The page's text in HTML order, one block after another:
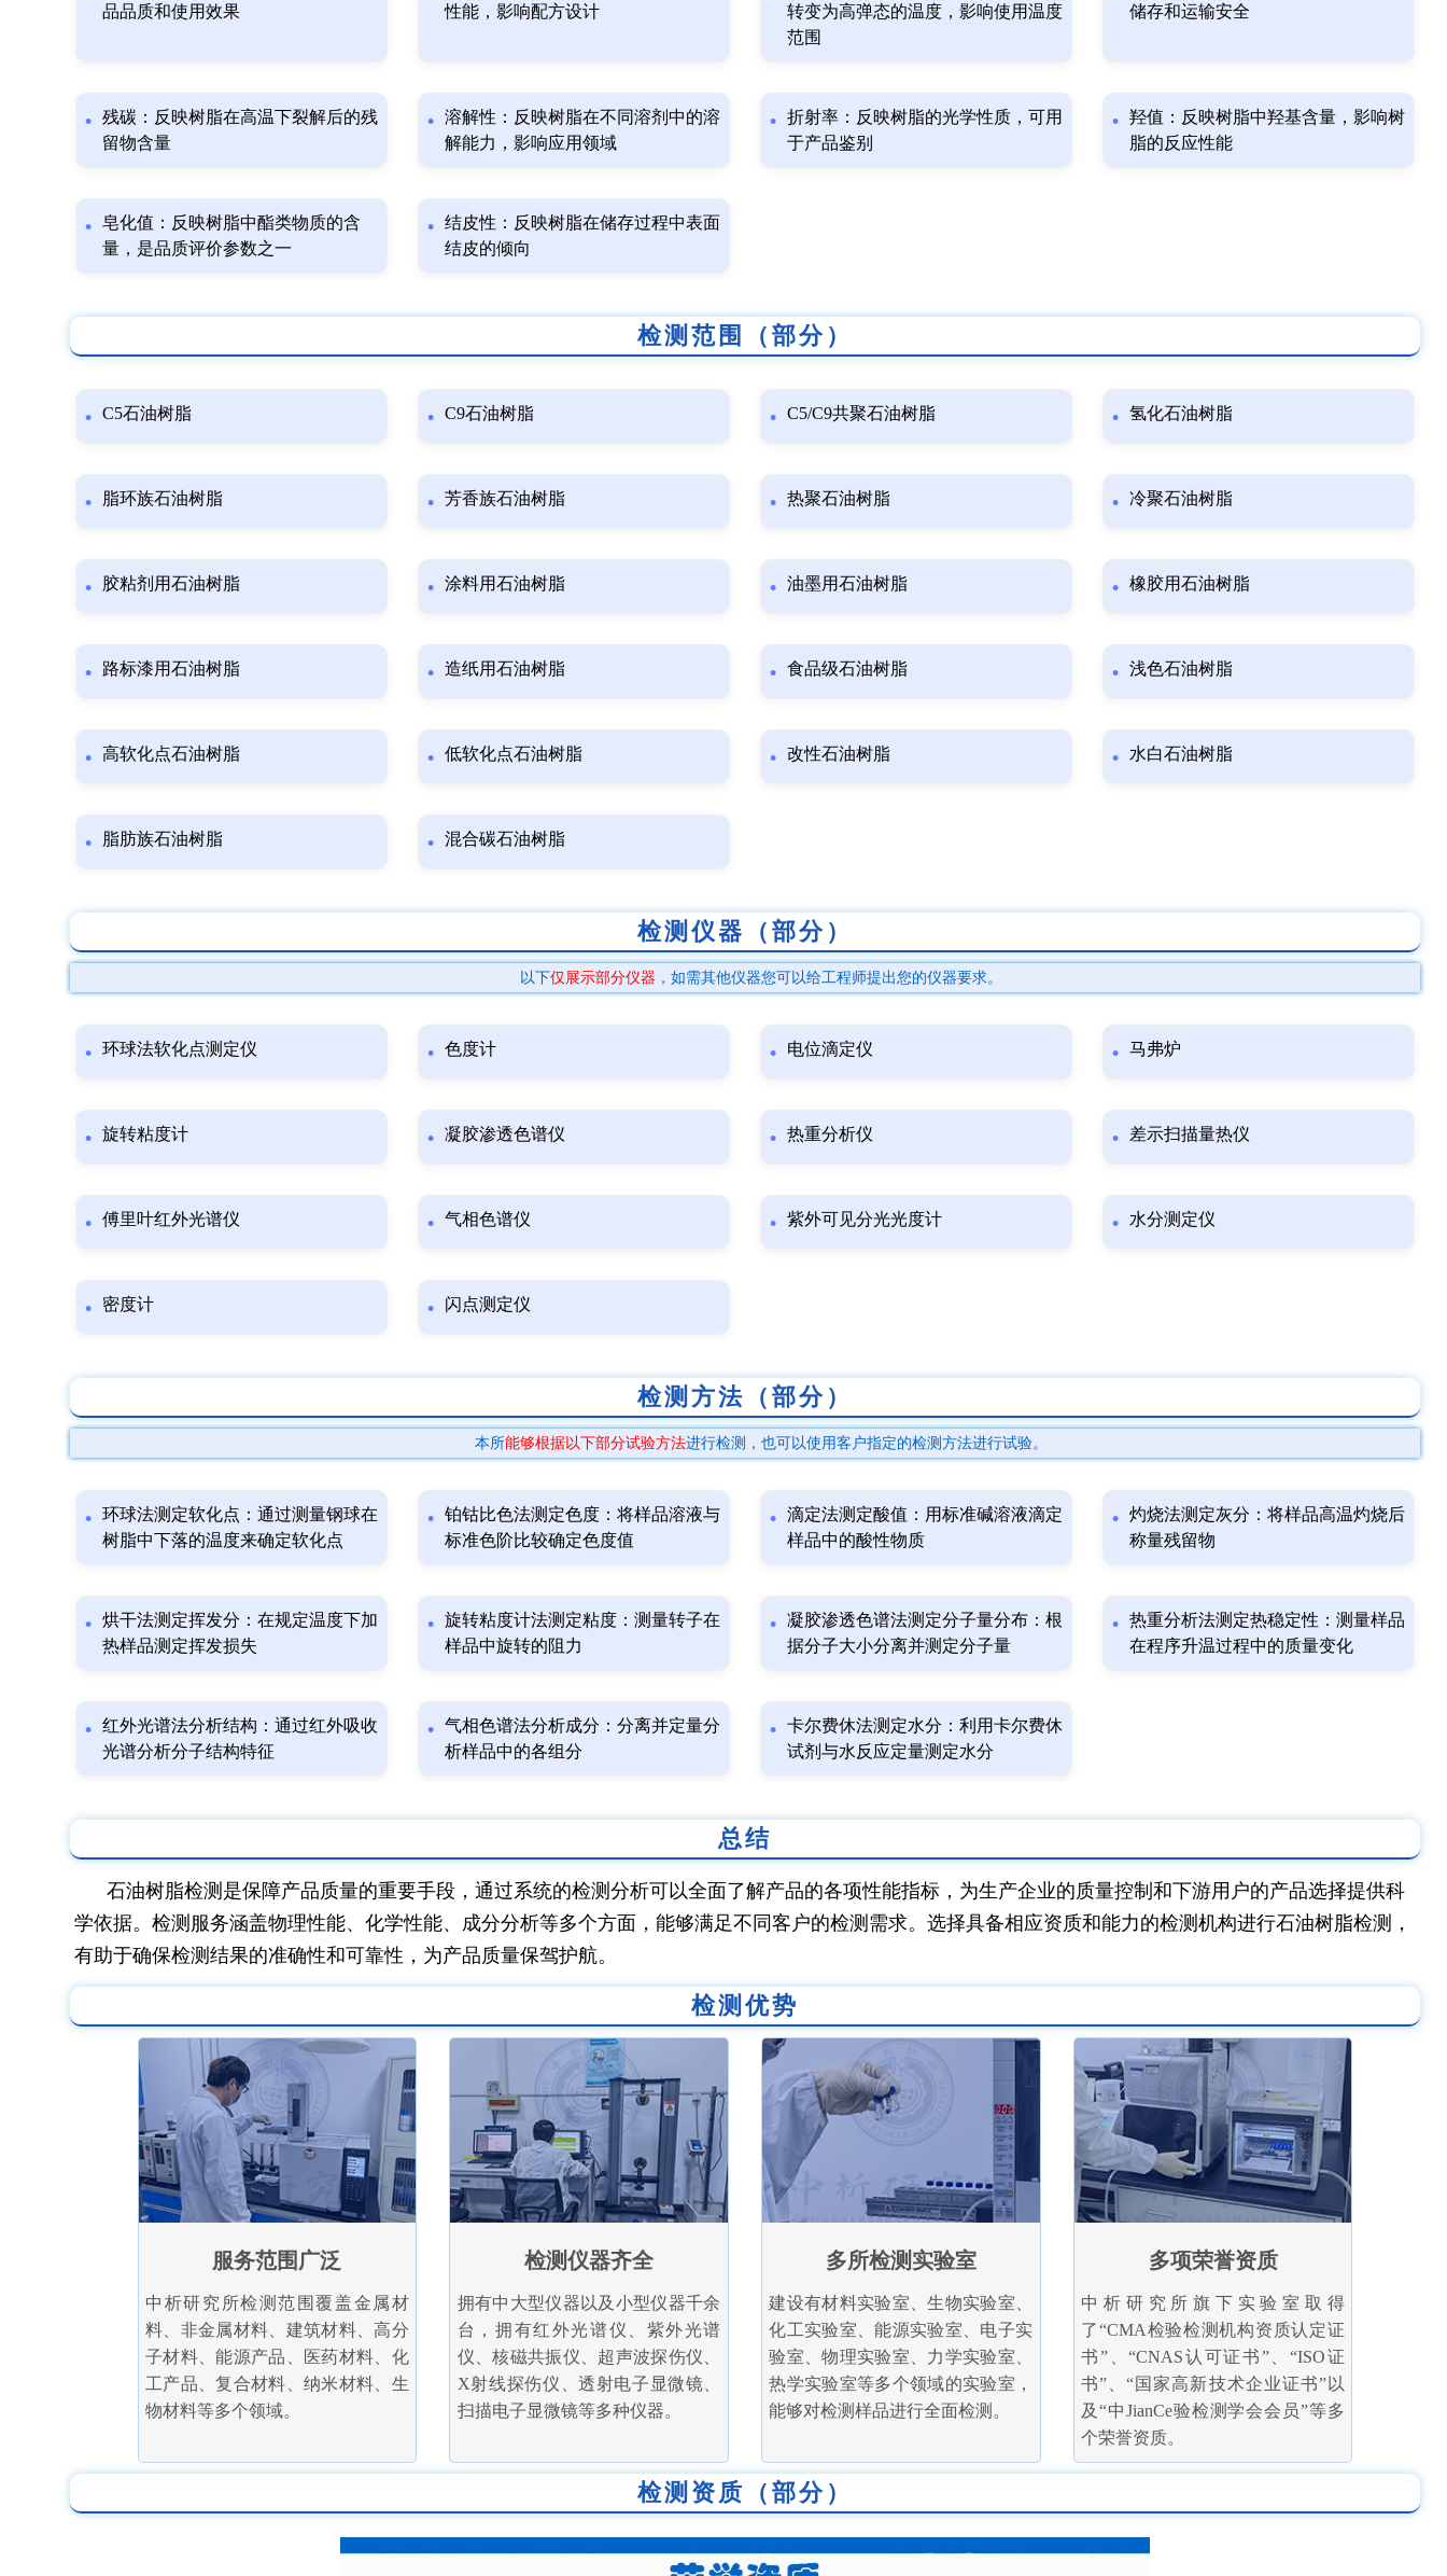
品品质和使用效果
性能，影响配方设计
转变为高弹态的温度，影响使用温度
范围
储存和运输安全
残碳：反映树脂在高温下裂解后的残
留物含量
溶解性：反映树脂在不同溶剂中的溶
解能力，影响应用领域
折射率：反映树脂的光学性质，可用
于产品鉴别
羟值：反映树脂中羟基含量，影响树
脂的反应性能
皂化值：反映树脂中酯类物质的含
量，是品质评价参数之一
结皮性：反映树脂在储存过程中表面
结皮的倾向
检测范围（部分）
C5石油树脂 C9石油树脂 C5/C9共聚石油树脂 氢化石油树脂
脂环族石油树脂 芳香族石油树脂 热聚石油树脂 冷聚石油树脂
胶粘剂用石油树脂 涂料用石油树脂 油墨用石油树脂 橡胶用石油树脂
路标漆用石油树脂 造纸用石油树脂 食品级石油树脂 浅色石油树脂
高软化点石油树脂 低软化点石油树脂 改性石油树脂 水白石油树脂
脂肪族石油树脂 混合碳石油树脂
检测仪器（部分）
以下仅展示部分仪器 ，如需其他仪器您可以给工程师提出您的仪器要求。
环球法软化点测定仪 色度计 电位滴定仪 马弗炉
旋转粘度计 凝胶渗透色谱仪 热重分析仪 差示扫描量热仪
傅里叶红外光谱仪 气相色谱仪 紫外可见分光光度计 水分测定仪
密度计 闪点测定仪
检测方法（部分）
本所能够根据以下部分试验方法进行检测，也可以使用客户指定的检测方法进行试验。
环球法测定软化点：通过测量钢球在
树脂中下落的温度来确定软化点
铂钴比色法测定色度：将样品溶液与
标准色阶比较确定色度值
滴定法测定酸值：用标准碱溶液滴定
样品中的酸性物质
灼烧法测定灰分：将样品高温灼烧后
称量残留物
烘干法测定挥发分：在规定温度下加
热样品测定挥发损失
旋转粘度计法测定粘度：测量转子在
样品中旋转的阻力
凝胶渗透色谱法测定分子量分布：根
据分子大小分离并测定分子量
热重分析法测定热稳定性：测量样品
在程序升温过程中的质量变化
红外光谱法分析结构：通过红外吸收
光谱分析分子结构特征
气相色谱法分析成分：分离并定量分
析样品中的各组分
卡尔费休法测定水分：利用卡尔费休
试剂与水反应定量测定水分
总结
石油树脂检测是保障产品质量的重要手段，通过系统的检测分析可以全面了解产品的各项性能指标，为生产企业的质量控制和下游用户的产品选择提供科
学依据。检测服务涵盖物理性能、化学性能、成分分析等多个方面，能够满足不同客户的检测需求。选择具备相应资质和能力的检测机构进行石油树脂检测，
有助于确保检测结果的准确性和可靠性，为产品质量保驾护航。
检测优势
服务范围广泛
中析研究所检测范围覆盖金属材
料、非金属材料、建筑材料、高分
子材料、能源产品、医药材料、化
工产品、复合材料、纳米材料、生
物材料等多个领域。
检测仪器齐全
拥有中大型仪器以及小型仪器千余
台，拥有红外光谱仪、紫外光谱
仪、核磁共振仪、超声波探伤仪、
X射线探伤仪、透射电子显微镜、
扫描电子显微镜等多种仪器。
多所检测实验室
建设有材料实验室、生物实验室、
化工实验室、能源实验室、电子实
验室、物理实验室、力学实验室、
热学实验室等多个领域的实验室，
能够对检测样品进行全面检测。
多项荣誉资质
中析研究所旗下实验室取得
了“CMA检验检测机构资质认定证
书”、“CNAS认可证书”、“ISO证
书”、“国家高新技术企业证书”以
及“中JianCe验检测学会会员”等多
个荣誉资质。
检测资质（部分）